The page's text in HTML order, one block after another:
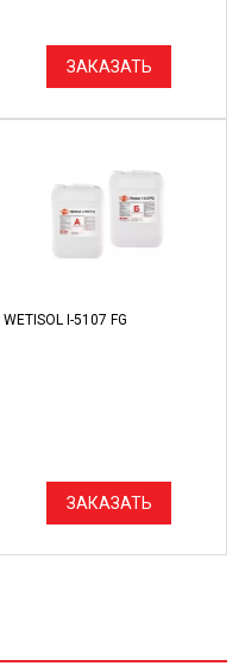
ЗАКАЗАТЬ
WETISOL I-5107 FG
ЗАКАЗАТЬ